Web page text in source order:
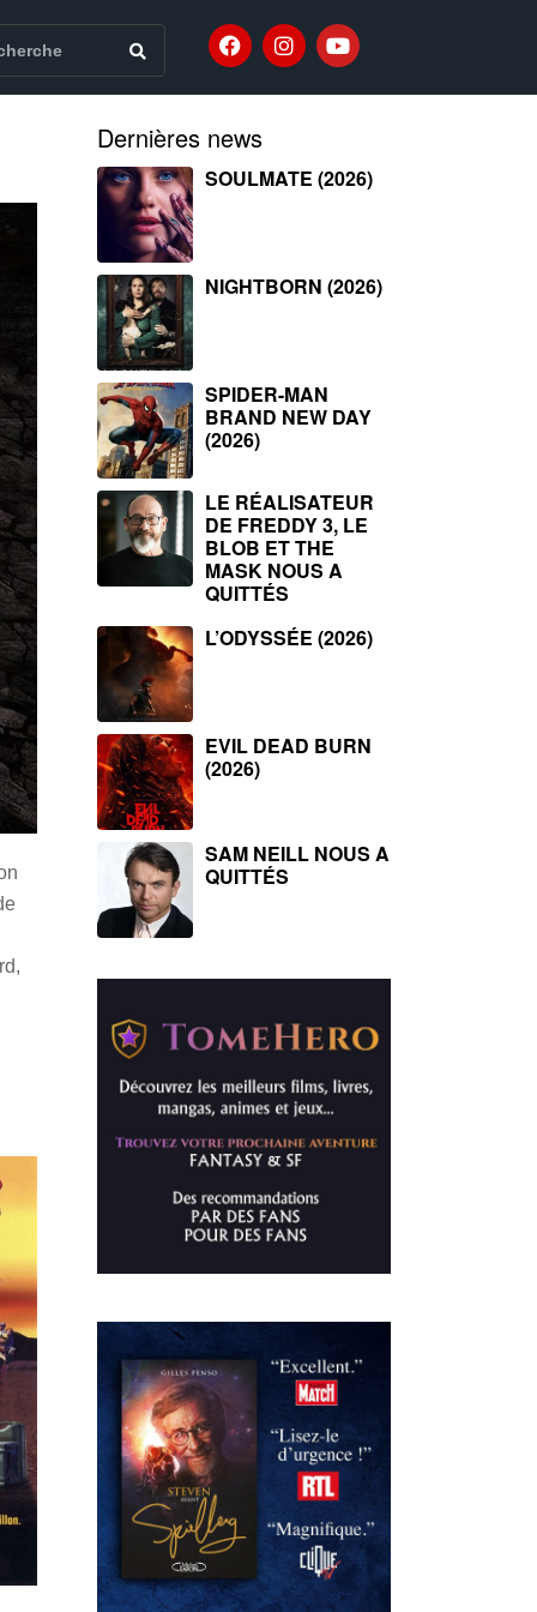
Dernières news
SOULMATE (2026)
NIGHTBORN (2026)
SPIDER-MAN
BRAND NEW DAY
(2026)
LE RÉALISATEUR
DE FREDDY 3, LE
BLOB ET THE
MASK NOUS A
QUITTÉS
L’ODYSSÉE (2026)
EVIL DEAD BURN
(2026)
SAM NEILL NOUS A
QUITTÉS